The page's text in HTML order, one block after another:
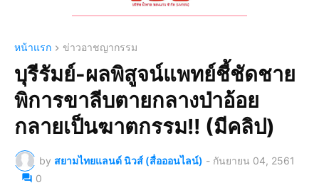
หน้าแรก ข่าวอาชญากรรม
บุรีรัมย์-ผลพิสูจน์แพทย์ชี้ชัดชาย
พิการขาลีบตายกลางป่าอ้อย
กลายเป็นฆาตกรรม!! (มีคลิป)
by สยามไทยแลนด์ นิวส์ (สื่อออนไลน์) - กันยายน 04, 2561
0